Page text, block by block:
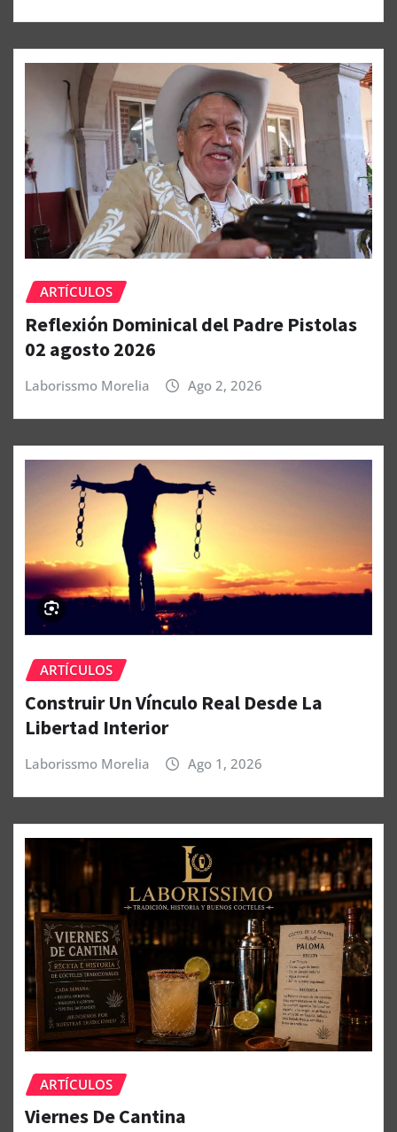
ARTÍCULOS
Reflexión Dominical del Padre Pistolas
02 agosto 2026
Laborissmo Morelia Ago 2, 2026
ARTÍCULOS
Construir Un Vínculo Real Desde La
Libertad Interior
Laborissmo Morelia Ago 1, 2026
ARTÍCULOS
Viernes De Cantina